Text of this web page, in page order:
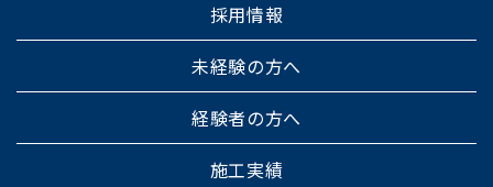
採用情報
未経験の方へ
経験者の方へ
施工実績